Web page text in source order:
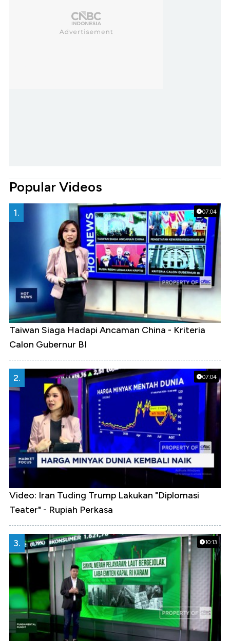
Popular Videos
07:04
1.
Taiwan Siaga Hadapi Ancaman China - Kriteria
Calon Gubernur BI
07:04
2.
Video: Iran Tuding Trump Lakukan "Diplomasi
Teater" - Rupiah Perkasa
10:13
3.